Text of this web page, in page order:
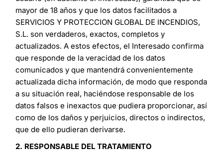
mayor de 18 años y que los datos facilitados a
SERVICIOS Y PROTECCION GLOBAL DE INCENDIOS,
S.L. son verdaderos, exactos, completos y
actualizados. A estos efectos, el Interesado confirma
que responde de la veracidad de los datos
comunicados y que mantendrá convenientemente
actualizada dicha información, de modo que responda
a su situación real, haciéndose responsable de los
datos falsos e inexactos que pudiera proporcionar, así
como de los daños y perjuicios, directos o indirectos,
que de ello pudieran derivarse.
2. RESPONSABLE DEL TRATAMIENTO